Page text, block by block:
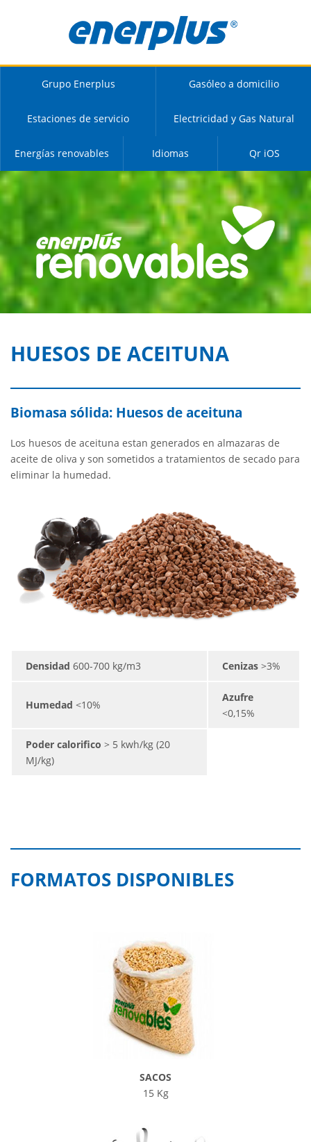
Grupo Enerplus Gasóleo a domicilio
Estaciones de servicio Electricidad y Gas Natural
Energías renovables Idiomas Qr iOS
HUESOS DE ACEITUNA
Biomasa sólida: Huesos de aceituna
Los huesos de aceituna estan generados en almazaras de
aceite de oliva y son sometidos a tratamientos de secado para
eliminar la humedad.
Densidad 600-700 kg/m3 Cenizas >3%
Humedad <10%
Azufre
<0,15%
Poder calorifico > 5 kwh/kg (20
MJ/kg)
FORMATOS DISPONIBLES
SACOS
15 Kg